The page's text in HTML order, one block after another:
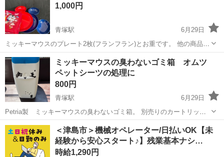
1,000円
青塚駅
6月29日
ミッキーマウスのプレート2枚(フランフラン)とお重です。 他の商品と
まとめ割も可能です。
愛知 津島市 青塚駅 年中行事用品 ミッキーマウス
ミッキーマウスの臭わないゴミ箱 オムツ
ペットシーツの処理に
800円
青塚駅
6月29日
Petria製 ミッキーマウスの臭わないゴミ箱。 別売りのカートリッジ
が必要になります。 使いかけのカートリッジがまだ残ってます。 良か
ったらそのままお使いくださいませ。 新品のカートリッジが一つあり
ましたので、お付けします...
愛知 津島市 青塚駅 生活雑貨 ミッキーマウス
＜津島市＞機械オペレーター/日払いOK【未
経験から安心スタート♪】残業基本ナシ…
時給1,290円